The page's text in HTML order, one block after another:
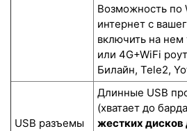
Возможность по
интернет с
включить на нем
или 4G+WiFi
Билайн, Tele2,
USB разъемы
Длинные USB
(хватает до
жестких дисков